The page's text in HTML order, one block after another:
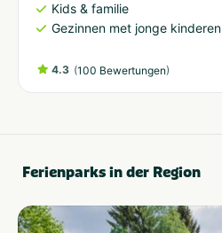
Kids & familie
Gezinnen met jonge kinderen
4.3 (100 Bewertungen)
Ferienparks in der Region